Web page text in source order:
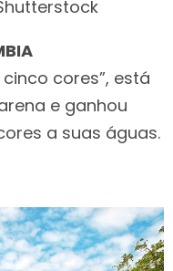
cores”, está
e ganhou
a suas águas.